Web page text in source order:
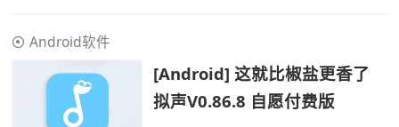
Android软件
[Android] 这就比椒盐更香了
拟声V0.86.8 自愿付费版